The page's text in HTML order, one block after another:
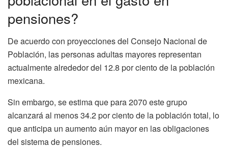
pensiones?
De acuerdo con proyecciones del Consejo Nacional de
Población, las personas adultas mayores representan
actualmente alrededor del 12.8 por ciento de la población
mexicana.
Sin embargo, se estima que para 2070 este grupo
alcanzará al menos 34.2 por ciento de la población total, lo
que anticipa un aumento aún mayor en las obligaciones
del sistema de pensiones.